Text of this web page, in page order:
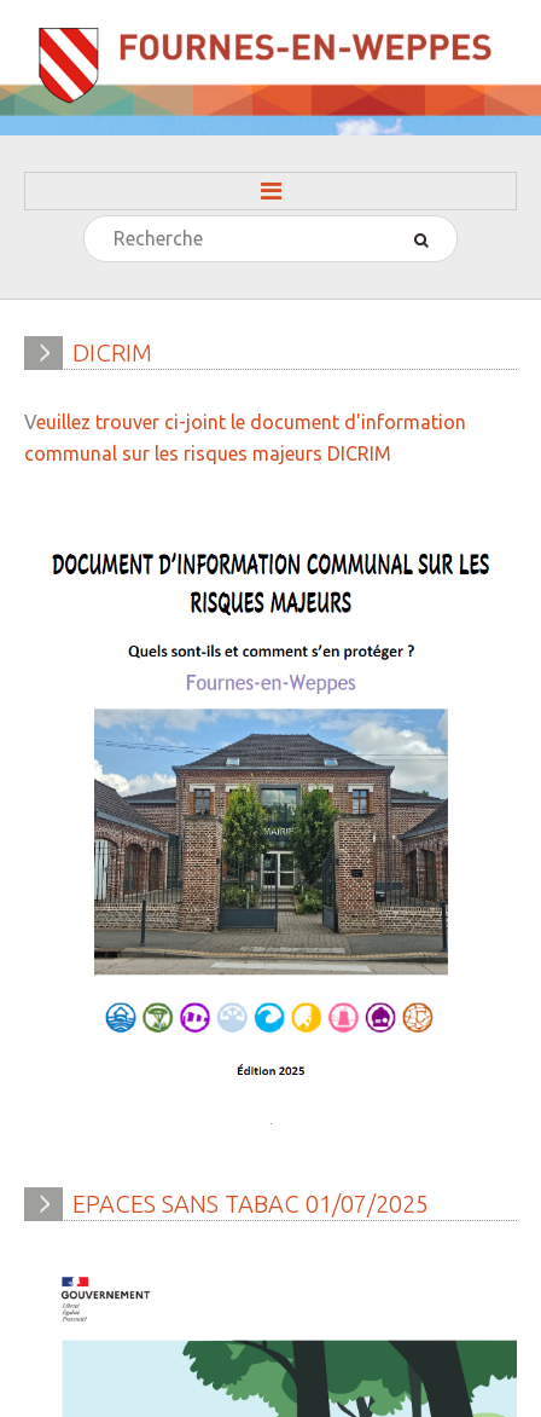
ACCUEIL
» Journal municipal
» Réglementation communale
» Les Vitraux de l'Eglise
» Services municipaux
» C.C.A.S
» Métropole Européenne de Lille
VIE PRATIQUE
» Actualités
» Agenda
» Aide à la famille
» Démarches administratives
» Encombrants et déchets
» Gîtes - Chambres d'hôtes
» Santé
Rechercher
DICRIM
Veuillez trouver ci-joint le document d'information
communal sur les risques majeurs DICRIM
EPACES SANS TABAC 01/07/2025